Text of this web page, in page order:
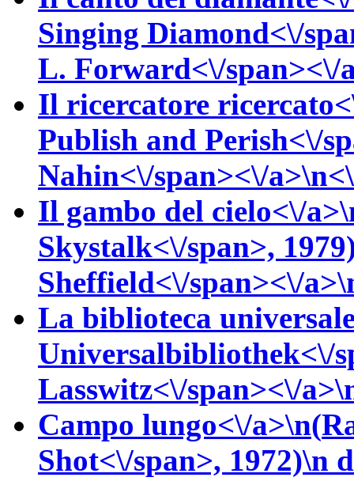
Singing Diamond<\/
L. Forward<\/span><\/
Il ricercatore
Publish and Perish<\/
Nahin<\/span><\/
Il gambo del cielo<\/
Skystalk<\/span>,
Sheffield<\/span><\/
La biblioteca
Universalbibliothek<\/
Lasswitz<\/span><\/
Campo lungo<\/a>\n(
Shot<\/span>, 1972)\n